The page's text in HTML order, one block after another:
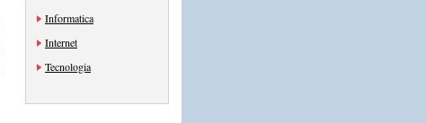
Informatica
Internet
Tecnologia